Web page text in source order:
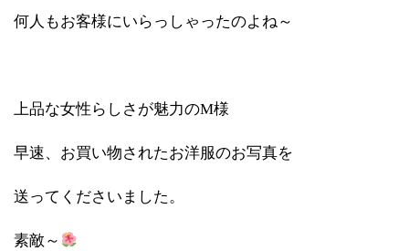
何人もお客様にいらっしゃったのよね～
上品な女性らしさが魅力のM様
早速、お買い物されたお洋服のお写真を
送ってくださいました。
素敵～